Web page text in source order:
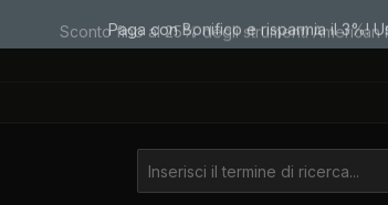
Paga con Bonifico e risparmia il 3%!